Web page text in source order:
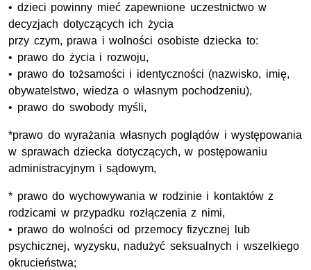
• dzieci powinny mieć zapewnione uczestnictwo w
decyzjach dotyczących ich życia
przy czym, prawa i wolności osobiste dziecka to:
• prawo do życia i rozwoju,
• prawo do tożsamości i identyczności (nazwisko, imię,
obywatelstwo, wiedza o własnym pochodzeniu),
• prawo do swobody myśli,
*prawo do wyrażania własnych poglądów i występowania
w sprawach dziecka dotyczących, w postępowaniu
administracyjnym i sądowym,
* prawo do wychowywania w rodzinie i kontaktów z
rodzicami w przypadku rozłączenia z nimi,
• prawo do wolności od przemocy fizycznej lub
psychicznej, wyzysku, nadużyć seksualnych i wszelkiego
okrucieństwa;